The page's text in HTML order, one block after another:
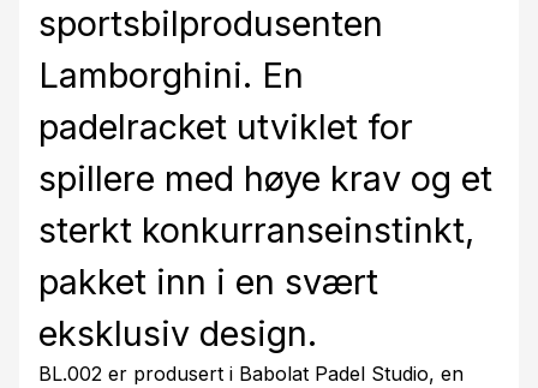
sportsbilprodusenten
Lamborghini. En
padelracket utviklet for
spillere med høye krav og et
sterkt konkurranseinstinkt,
pakket inn i en svært
eksklusiv design.
BL.002 er produsert i Babolat Padel Studio, en